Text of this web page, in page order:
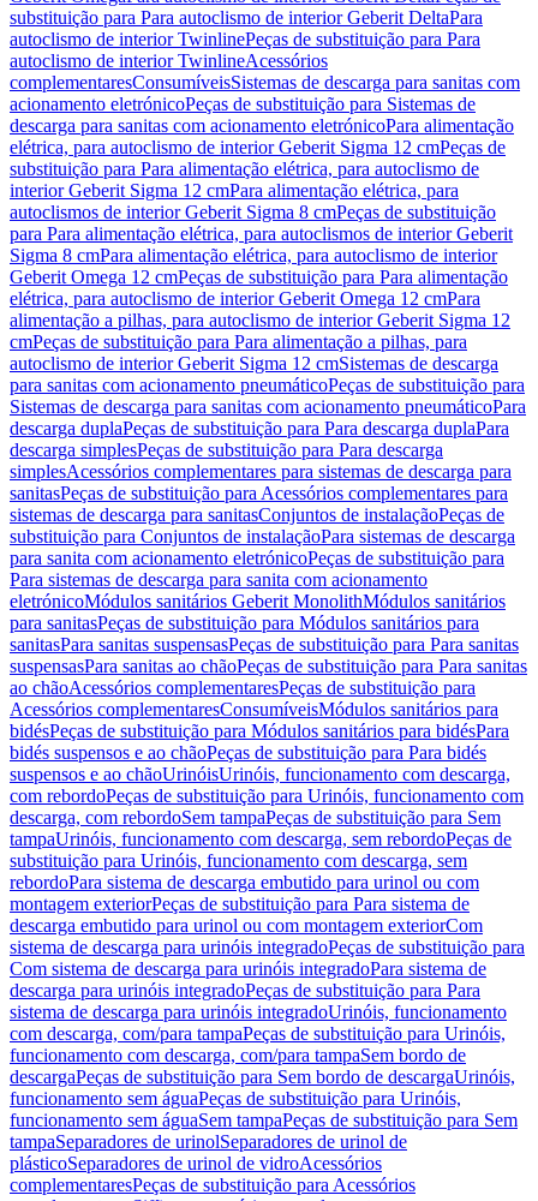
substituição para Para autoclismo de interior Geberit DeltaPara
autoclismo de interior TwinlinePeças de substituição para Para
autoclismo de interior TwinlineAcessórios
complementaresConsumíveisSistemas de descarga para sanitas com
acionamento eletrónicoPeças de substituição para Sistemas de
descarga para sanitas com acionamento eletrónicoPara alimentação
elétrica, para autoclismo de interior Geberit Sigma 12 cmPeças de
substituição para Para alimentação elétrica, para autoclismo de
interior Geberit Sigma 12 cmPara alimentação elétrica, para
autoclismos de interior Geberit Sigma 8 cmPeças de substituição
para Para alimentação elétrica, para autoclismos de interior Geberit
Sigma 8 cmPara alimentação elétrica, para autoclismo de interior
Geberit Omega 12 cmPeças de substituição para Para alimentação
elétrica, para autoclismo de interior Geberit Omega 12 cmPara
alimentação a pilhas, para autoclismo de interior Geberit Sigma 12
cmPeças de substituição para Para alimentação a pilhas, para
autoclismo de interior Geberit Sigma 12 cmSistemas de descarga
para sanitas com acionamento pneumáticoPeças de substituição para
Sistemas de descarga para sanitas com acionamento pneumáticoPara
descarga duplaPeças de substituição para Para descarga duplaPara
descarga simplesPeças de substituição para Para descarga
simplesAcessórios complementares para sistemas de descarga para
sanitasPeças de substituição para Acessórios complementares para
sistemas de descarga para sanitasConjuntos de instalaçãoPeças de
substituição para Conjuntos de instalaçãoPara sistemas de descarga
para sanita com acionamento eletrónicoPeças de substituição para
Para sistemas de descarga para sanita com acionamento
eletrónicoMódulos sanitários Geberit MonolithMódulos sanitários
para sanitasPeças de substituição para Módulos sanitários para
sanitasPara sanitas suspensasPeças de substituição para Para sanitas
suspensasPara sanitas ao chãoPeças de substituição para Para sanitas
ao chãoAcessórios complementaresPeças de substituição para
Acessórios complementaresConsumíveisMódulos sanitários para
bidésPeças de substituição para Módulos sanitários para bidésPara
bidés suspensos e ao chãoPeças de substituição para Para bidés
suspensos e ao chãoUrinóisUrinóis, funcionamento com descarga,
com rebordoPeças de substituição para Urinóis, funcionamento com
descarga, com rebordoSem tampaPeças de substituição para Sem
tampaUrinóis, funcionamento com descarga, sem rebordoPeças de
substituição para Urinóis, funcionamento com descarga, sem
rebordoPara sistema de descarga embutido para urinol ou com
montagem exteriorPeças de substituição para Para sistema de
descarga embutido para urinol ou com montagem exteriorCom
sistema de descarga para urinóis integradoPeças de substituição para
Com sistema de descarga para urinóis integradoPara sistema de
descarga para urinóis integradoPeças de substituição para Para
sistema de descarga para urinóis integradoUrinóis, funcionamento
com descarga, com/para tampaPeças de substituição para Urinóis,
funcionamento com descarga, com/para tampaSem bordo de
descargaPeças de substituição para Sem bordo de descargaUrinóis,
funcionamento sem águaPeças de substituição para Urinóis,
funcionamento sem águaSem tampaPeças de substituição para Sem
tampaSeparadores de urinolSeparadores de urinol de
plásticoSeparadores de urinol de vidroAcessórios
complementaresPeças de substituição para Acessórios